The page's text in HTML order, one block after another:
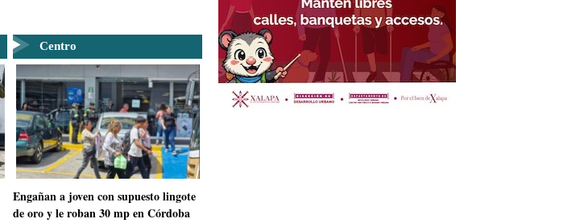
Centro
Engañan a joven con supuesto lingote
de oro y le roban 30 mp en Córdoba